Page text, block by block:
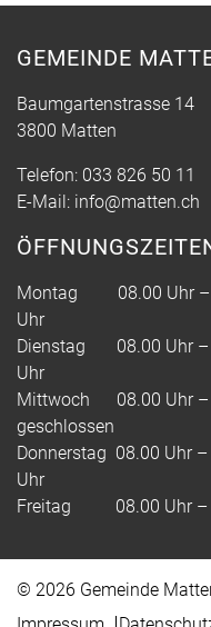
GEMEINDE
Baumgartenstrasse 14
3800 Matten
Telefon: 033 826 50 11
E-Mail: info@matten.ch
Montag 08.00 Uhr
Uhr
Dienstag 08.00 Uhr
Uhr
Mittwoch 08.00 Uhr
geschlossen
Donnerstag 08.00
Uhr
Freitag 08.00 Uhr –
© 2026 Gemeinde
Toolbar